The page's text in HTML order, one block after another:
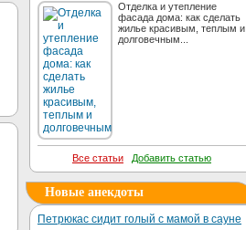
Отделка и утепление
фасада дома: как сделать
жилье красивым, теплым и
долговечным...
Все статьи Добавить статью
Новые анекдоты
Петрюкас сидит голый с мамой в сауне